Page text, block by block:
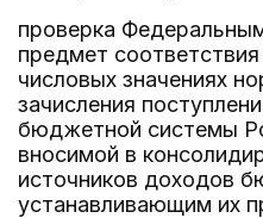
проверка
предмет
числовых значениях
зачисления
бюджетной системы
вносимой в
источников доходов
устанавливающим их